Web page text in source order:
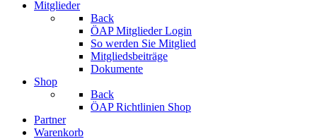
Mitglieder
Back
ÖAP Mitglieder Login
So werden Sie Mitglied
Mitgliedsbeiträge
Dokumente
Shop
Back
ÖAP Richtlinien Shop
Partner
Warenkorb